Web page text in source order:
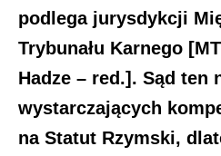
podlega jurysdykcji
Trybunału Karnego
Hadze – red.]. Sąd ten
wystarczających
na Statut Rzymski,